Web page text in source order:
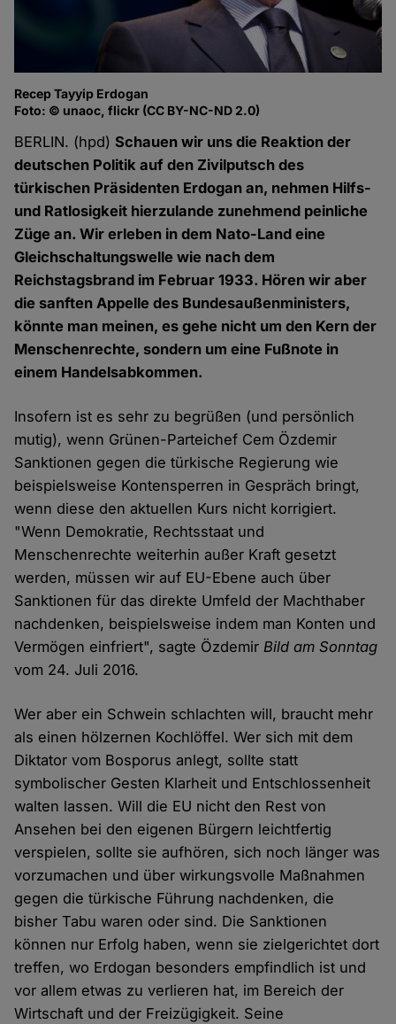
Recep Tayyip Erdogan
Foto: © unaoc, flickr (CC BY-NC-ND 2.0)
BERLIN. (hpd)Schauen wir uns die Reaktion der
deutschen Politik auf den Zivilputsch des
türkischen Präsidenten Erdogan an, nehmen Hilfs-
und Ratlosigkeit hierzulande zunehmend peinliche
Züge an. Wir erleben in dem Nato-Land eine
Gleichschaltungswelle wie nach dem
Reichstagsbrand im Februar 1933. Hören wir aber
die sanften Appelle des Bundesaußenministers,
könnte man meinen, es gehe nicht um den Kern der
Menschenrechte, sondern um eine Fußnote in
einem Handelsabkommen.
Insofern ist es sehr zu begrüßen (und persönlich
mutig), wenn Grünen-Parteichef Cem Özdemir
Sanktionen gegen die türkische Regierung wie
beispielsweise Kontensperren in Gespräch bringt,
wenn diese den aktuellen Kurs nicht korrigiert.
"Wenn Demokratie, Rechtsstaat und
Menschenrechte weiterhin außer Kraft gesetzt
werden, müssen wir auf EU-Ebene auch über
Sanktionen für das direkte Umfeld der Machthaber
nachdenken, beispielsweise indem man Konten und
Vermögen einfriert", sagte ÖzdemirBild am Sonntag
vom 24. Juli 2016.
Wer aber ein Schwein schlachten will, braucht mehr
als einen hölzernen Kochlöffel. Wer sich mit dem
Diktator vom Bosporus anlegt, sollte statt
symbolischer Gesten Klarheit und Entschlossenheit
walten lassen. Will die EU nicht den Rest von
Ansehen bei den eigenen Bürgern leichtfertig
verspielen, sollte sie aufhören, sich noch länger was
vorzumachen und über wirkungsvolle Maßnahmen
gegen die türkische Führung nachdenken, die
bisher Tabu waren oder sind. Die Sanktionen
können nur Erfolg haben, wenn sie zielgerichtet dort
treffen, wo Erdogan besonders empfindlich ist und
vor allem etwas zu verlieren hat, im Bereich der
Wirtschaft und der Freizügigkeit. Seine